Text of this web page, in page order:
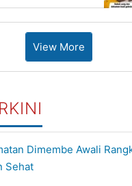
View More
Dimembe Awali
Sehat